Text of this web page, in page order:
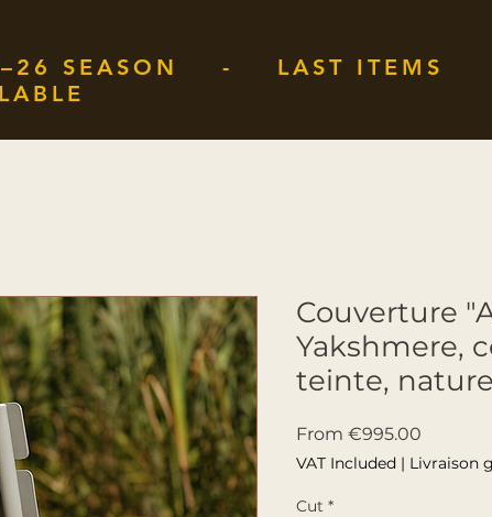
SEASON - LAST ITEMS
Couverture
Yakshmere,
teinte,
From €995.00
VAT Included | Livraison
Cut *